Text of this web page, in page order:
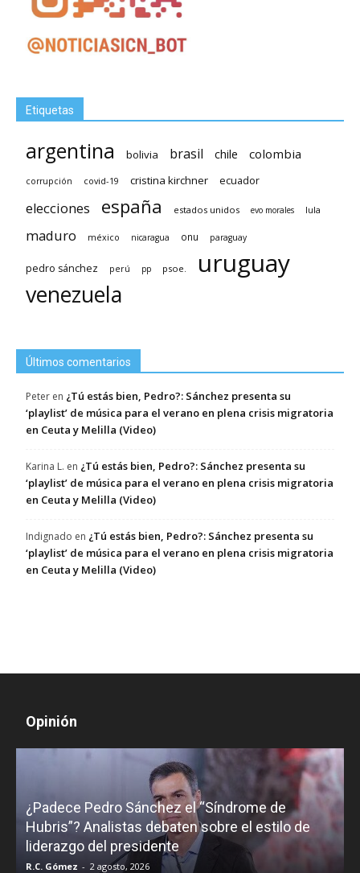
Etiquetas
argentina bolivia brasil chile colombia
corrupción covid-19 cristina kirchner ecuador
elecciones españa estados unidos evo morales lula
maduro méxico nicaragua onu paraguay
pedro sánchez perú pp psoe. uruguay
venezuela
Últimos comentarios
Peter en ¿Tú estás bien, Pedro?: Sánchez presenta su
‘playlist’ de música para el verano en plena crisis migratoria
en Ceuta y Melilla (Video)
Karina L. en ¿Tú estás bien, Pedro?: Sánchez presenta su
‘playlist’ de música para el verano en plena crisis migratoria
en Ceuta y Melilla (Video)
Indignado en ¿Tú estás bien, Pedro?: Sánchez presenta su
‘playlist’ de música para el verano en plena crisis migratoria
en Ceuta y Melilla (Video)
Opinión
¿Padece Pedro Sánchez el “Síndrome de
Hubris”? Analistas debaten sobre el estilo de
liderazgo del presidente
R.C. Gómez - 2 agosto, 2026